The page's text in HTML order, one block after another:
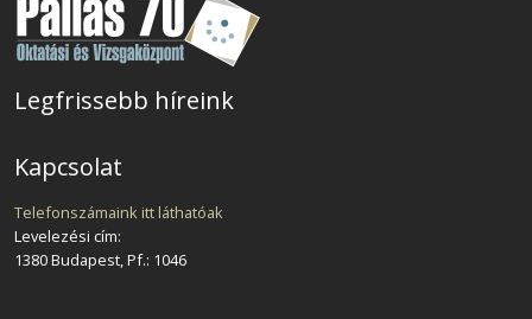
Legfrissebb híreink
Kapcsolat
Telefonszámaink itt láthatóak
Levelezési cím:
1380 Budapest, Pf.: 1046